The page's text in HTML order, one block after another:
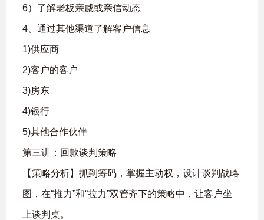
6）了解老板亲戚或亲信动态
4、通过其他渠道了解客户信息
1)供应商
2)客户的客户
3)房东
4)银行
5)其他合作伙伴
第三讲：回款谈判策略
【策略分析】抓到筹码，掌握主动权，设计谈判战略
图，在“推力”和“拉力”双管齐下的策略中，让客户坐
上谈判桌。